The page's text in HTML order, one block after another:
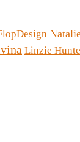
Linzie